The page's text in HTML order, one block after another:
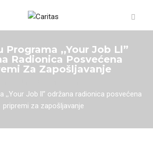
Programa ,,Your Job Ll”
Radionica Posvećena
Za Zapošljavanje
,,Your Job ll” održana radionica posvećena
pripremi za zapošljavanje